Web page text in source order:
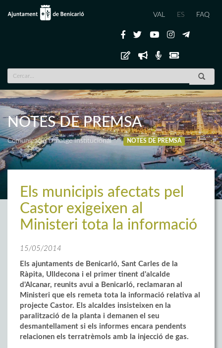
VAL ES FAQ
NOTES DE PREMSA
Comunicació i Imatge Institucional NOTES DE PREMSA
Els municipis afectats pel
Castor exigeixen al
Ministeri tota la informació
15/05/2014
Els ajuntaments de Benicarló, Sant Carles de la
Ràpita, Ulldecona i el primer tinent d'alcalde
d'Alcanar, reunits avui a Benicarló, reclamaran al
Ministeri que els remeta tota la informació relativa al
projecte Castor. Els alcaldes insisteixen en la
paralització de la planta i demanen el seu
desmantellament si els informes encara pendents
relacionen els terratrèmols amb la injecció de gas.